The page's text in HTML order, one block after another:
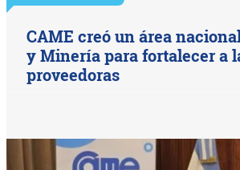
CAME creó un área
y Minería para fortalecer a
proveedoras